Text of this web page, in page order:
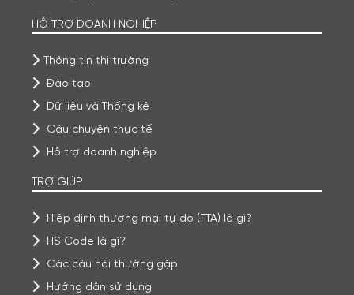
HỖ TRỢ DOANH NGHIỆP
Thông tin thị trường
Đào tạo
Dữ liệu và Thống kê
Câu chuyện thực tế
Hỗ trợ doanh nghiệp
TRỢ GIÚP
Hiệp định thương mại tự do (FTA) là gì?
HS Code là gì?
Các câu hỏi thường gặp
Hướng dẫn sử dụng